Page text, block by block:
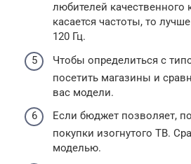
любителей качественного
касается частоты, то
120 Гц.
Чтобы определиться с
посетить магазины и
вас модели.
Если бюджет позволяет,
покупки изогнутого ТВ.
моделью.